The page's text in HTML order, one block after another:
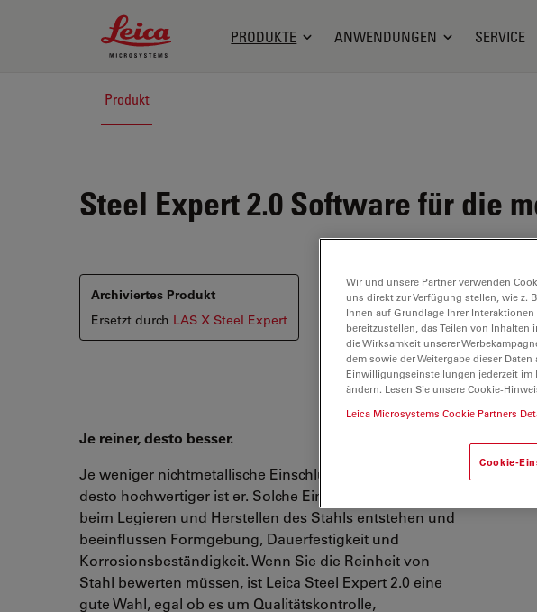
Leica Microsystems Logo
PRODUKTE ANWENDUNGEN SERVICE
Produkt
Steel Expert 2.0 Software für die
Archiviertes Produkt
Ersetzt durch LAS X Steel Expert
Je reiner, desto besser.
Je weniger nichtmetallische Einschlüsse Stahl enthält,
desto hochwertiger ist er. Solche Einschlüsse können
beim Legieren und Herstellen des Stahls entstehen und
beeinflussen Formgebung, Dauerfestigkeit und
Korrosionsbeständigkeit. Wenn Sie die Reinheit von
Stahl bewerten müssen, ist Leica Steel Expert 2.0 eine
gute Wahl, egal ob es um Qualitätskontrolle,
Wir und unsere Partner verwenden
uns direkt zur Verfügung stellen, wie z.
Ihnen auf Grundlage Ihrer
bereitzustellen, das Teilen von
die Wirksamkeit unserer
dem sowie der Weitergabe dieser
Einwilligungseinstellungen jederzeit im
ändern. Lesen Sie unsere Cookie-
Leica Microsystems Cookie Partners
Cookie-